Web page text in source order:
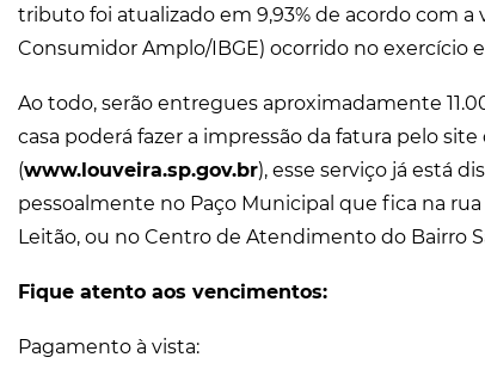
tributo foi atualizado em 9,93% de acordo com a
Consumidor Amplo/IBGE) ocorrido no exercício
Ao todo, serão entregues aproximadamente
casa poderá fazer a impressão da fatura pelo
(www.louveira.sp.gov.br), esse serviço já está
pessoalmente no Paço Municipal que fica na rua
Leitão, ou no Centro de Atendimento do Bairro
Fique atento aos vencimentos:
Pagamento à vista: